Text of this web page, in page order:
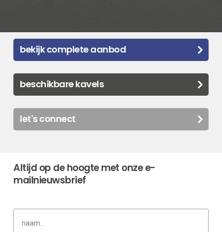
bekijk complete aanbod
beschikbare kavels
let's connect
Altijd op de hoogte met onze e-
mailnieuwsbrief